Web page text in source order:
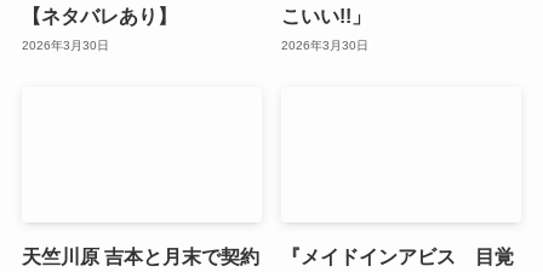
【ネタバレあり】
2026年3月30日
こいい!!」
2026年3月30日
天竺川原 吉本と月末で契約
『メイドインアビス 目覚